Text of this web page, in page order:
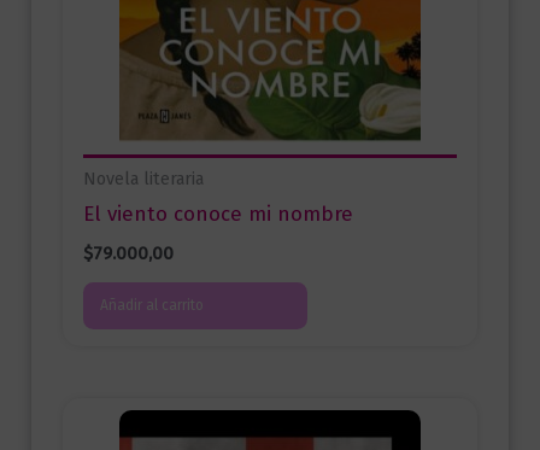
Novela literaria
El viento conoce mi nombre
$79.000,00
Añadir al carrito